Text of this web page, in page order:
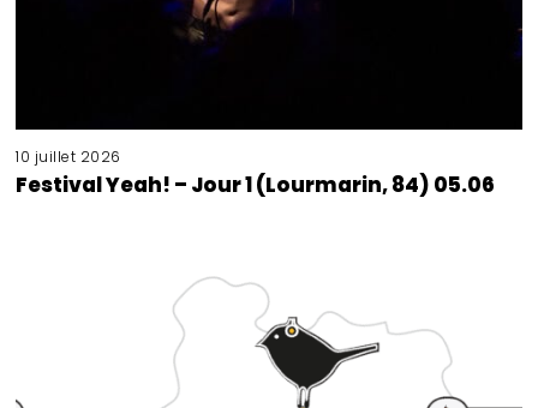
10 juillet 2026
Festival Yeah! – Jour 1 (Lourmarin, 84) 05.06